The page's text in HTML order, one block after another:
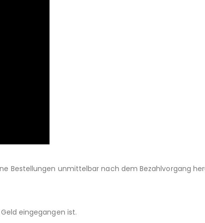
Bestellungen unmittelbar nach dem Bezahlvorgang
eingegangen ist.